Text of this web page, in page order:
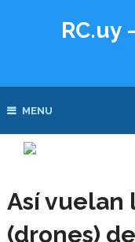
RC.uy
MENU
Así vuelan
(drones)